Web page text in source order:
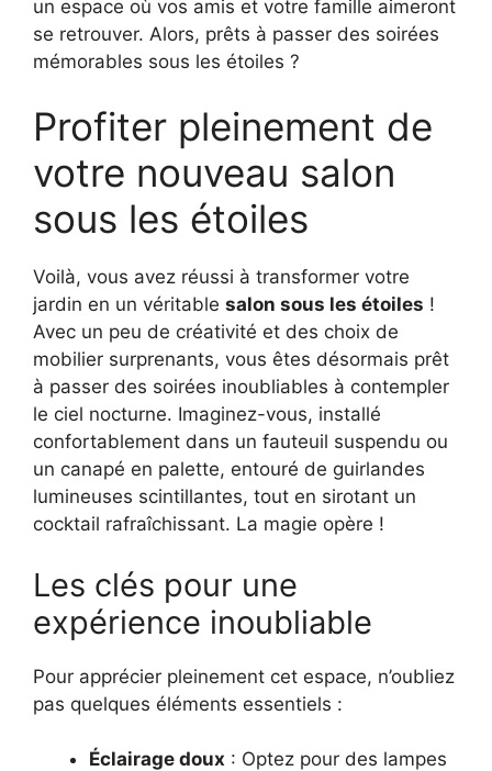
un espace où vos amis et votre famille aimeront
se retrouver. Alors, prêts à passer des soirées
mémorables sous les étoiles ?
Profiter pleinement de
votre nouveau salon
sous les étoiles
Voilà, vous avez réussi à transformer votre
jardin en un véritable salon sous les étoiles !
Avec un peu de créativité et des choix de
mobilier surprenants, vous êtes désormais prêt
à passer des soirées inoubliables à contempler
le ciel nocturne. Imaginez-vous, installé
confortablement dans un fauteuil suspendu ou
un canapé en palette, entouré de guirlandes
lumineuses scintillantes, tout en sirotant un
cocktail rafraîchissant. La magie opère !
Les clés pour une
expérience inoubliable
Pour apprécier pleinement cet espace, n’oubliez
pas quelques éléments essentiels :
Éclairage doux : Optez pour des lampes